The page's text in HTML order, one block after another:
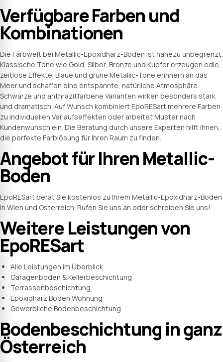
Verfügbare Farben und
Kombinationen
Die Farbwelt bei Metallic-Epoxidharz-Böden ist nahezu unbegrenzt.
Klassische Töne wie Gold, Silber, Bronze und Kupfer erzeugen edle,
zeitlose Effekte. Blaue und grüne Metallic-Töne erinnern an das
Meer und schaffen eine entspannte, natürliche Atmosphäre.
Schwarze und anthrazitfarbene Varianten wirken besonders stark
und dramatisch. Auf Wunsch kombiniert EpoRESart mehrere Farben
zu individuellen Verlaufseffekten oder arbeitet Muster nach
Kundenwunsch ein. Die Beratung durch unsere Experten hilft Ihnen,
die perfekte Farblösung für Ihren Raum zu finden.
Angebot für Ihren Metallic-
Boden
EpoRESart berät Sie kostenlos zu Ihrem Metallic-Epoxidharz-Boden
in Wien und Österreich. Rufen Sie uns an oder schreiben Sie uns!
Weitere Leistungen von
EpoRESart
Alle Leistungen im Überblick
Garagenboden & Kellerbeschichtung
Terrassenbeschichtung
Epoxidharz Boden Wohnung
Gewerbliche Bodenbeschichtung
Bodenbeschichtung in ganz
Österreich